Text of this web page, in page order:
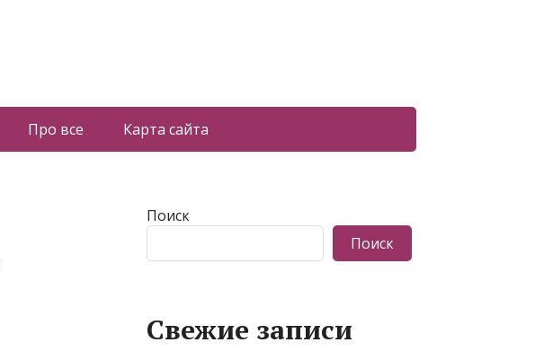
Про все Карта сайта
Поиск
Поиск
Свежие записи